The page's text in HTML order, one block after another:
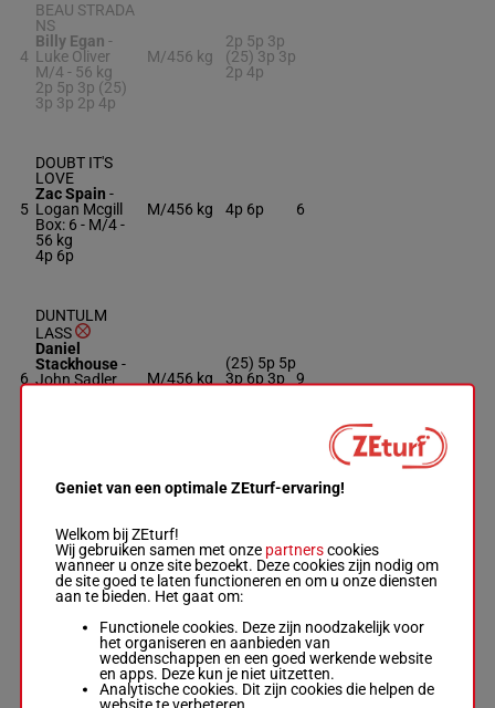
4
BEAU STRADA
NS
Billy Egan -
Luke Oliver
M/4 - 56 kg
2p 5p 3p (25)
3p 3p 2p 4p
M/456 kg
2p 5p 3p
(25) 3p 3p
2p 4p
5
DOUBT IT'S
LOVE
Zac Spain -
Logan Mcgill
Box: 6 - M/4 -
56 kg
4p 6p
M/456 kg 4p 6p 6
6
DUNTULM
LASS
Daniel
Stackhouse-
John Sadler
M/456 kg
(25) 5p 5p
3p 6p 3p
9
Ben, Will & Jd
Hayes
Box: 2 -M/4 -
56 kg
M/456 kg
Neindorf -
Phillip Stokes
M/356 kg
(25) 4p 8p
6p
4
Geniet van een optimale ZEturf-ervaring!
Welkom bij ZEturf!
Wij gebruiken samen met onze partnerscookies
wanneer u onze site bezoekt. Deze cookies zijn nodig om
de site goed te laten functioneren en om u onze diensten
aan te bieden. Het gaat om:
Functionele cookies. Deze zijn noodzakelijk voor
het organiseren en aanbieden van
weddenschappen en een goed werkende website
en apps. Deze kun je niet uitzetten.
Analytische cookies. Dit zijn cookies die helpen de
website te verbeteren.